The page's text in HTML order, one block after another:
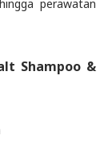
perawatan
Shampoo &